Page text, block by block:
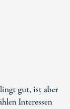
gut, ist aber
Interessen